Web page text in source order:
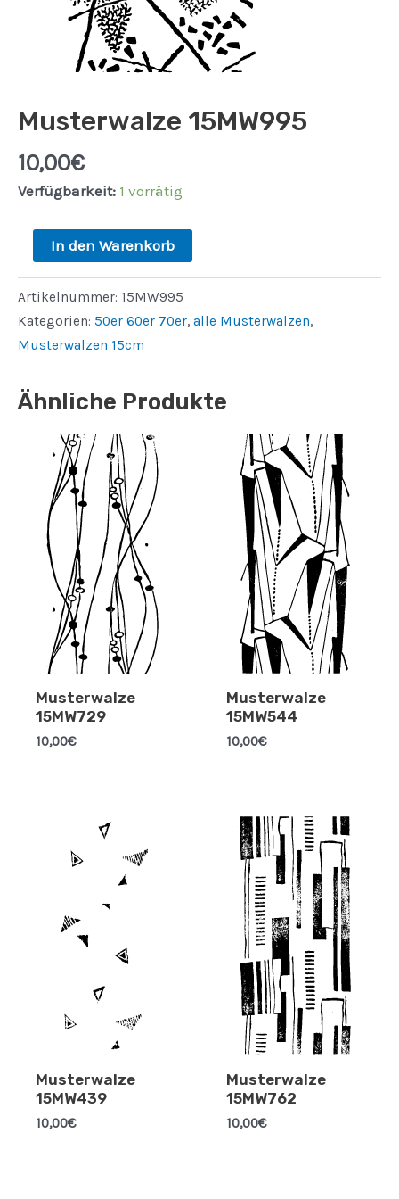
Musterwalze 15MW995
10,00€
Verfügbarkeit: 1 vorrätig
Musterwalze
15MW995
Menge
In den Warenkorb
Artikelnummer: 15MW995
Kategorien: 50er 60er 70er, alle Musterwalzen,
Musterwalzen 15cm
Ähnliche Produkte
Musterwalze
15MW729
10,00€
Musterwalze
15MW544
10,00€
Musterwalze
15MW439
10,00€
Musterwalze
15MW762
10,00€